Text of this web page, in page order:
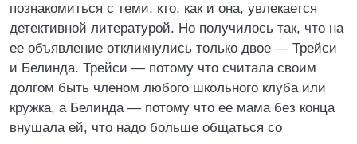
познакомиться с теми, кто, как и она, увлекается
детективной литературой. Но получилось так, что на
ее объявление откликнулись только двое — Трейси
и Белинда. Трейси — потому что считала своим
долгом быть членом любого школьного клуба или
кружка, а Белинда — потому что ее мама без конца
внушала ей, что надо больше общаться со